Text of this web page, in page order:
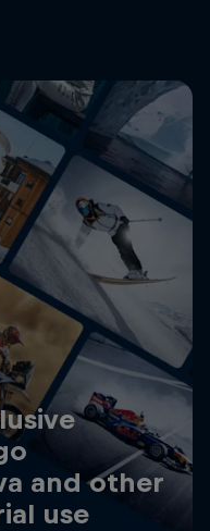
and other
use